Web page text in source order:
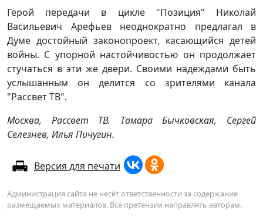
Герой передачи в цикле "Позиция" Николай
Васильевич Арефьев неоднократно предлагал в
Думе достойный законопроект, касающийся детей
войны. С упорной настойчивостью он продолжает
стучаться в эти же двери. Своими надеждами быть
услышанным он делится со зрителями канала
"Рассвет ТВ".
Москва, Рассвет ТВ. Тамара Бычковская, Сергей
Селезнев, Илья Пичугин.
Версия для печати
Администрация сайта не несёт ответственности за содержание
размещаемых материалов. Все претензии направлять авторам.